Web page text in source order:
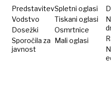
Predstavitev
Vodstvo
Dosežki
Sporočila za
javnost
Spletni oglasi
Tiskani oglasi
Osmrtnice
Mali oglasi